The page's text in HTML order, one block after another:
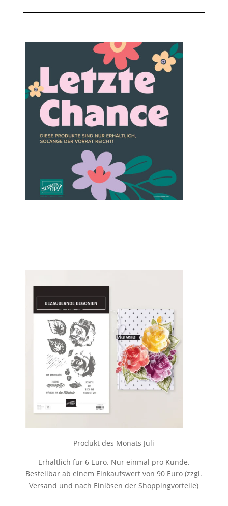
Produkt des Monats Juli
Erhältlich für 6 Euro. Nur einmal pro Kunde.
Bestellbar ab einem Einkaufswert von 90 Euro (zzgl.
Versand und nach Einlösen der Shoppingvorteile)